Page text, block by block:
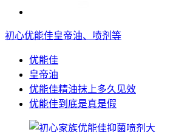
初心优能佳皇帝油、喷剂等
优能佳
皇帝油
优能佳精油抹上多久见效
优能佳到底是真是假